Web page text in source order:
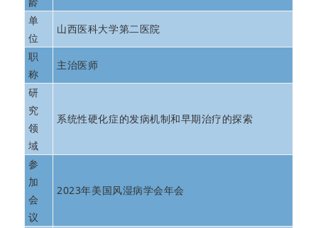
单
位
山西医科大学第二医院
职
称
主治医师
研
究
领
域
系统性硬化症的发病机制和早期治疗的探索
参
加
会
议
2023年美国风湿病学会年会